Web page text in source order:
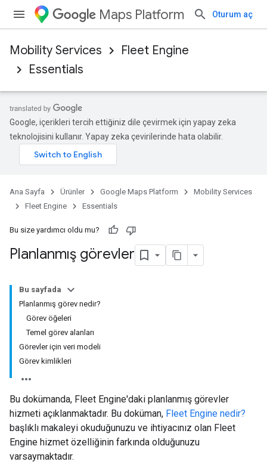
Maps Platform Oturum aç
Mobility Services
Fleet Engine
Essentials
Google, içerikleri tercih ettiğiniz dile çevirmek için yapay zeka
teknolojisini kullanır. Yapay zeka çevirilerinde hata olabilir.
Ana Sayfa Ürünler Google Maps Platform
Mobility Services
Fleet Engine
Essentials
Bu size yardımcı oldu mu?
Planlanmış görevler
Bu sayfada
Planlanmış görev nedir?
Görev öğeleri
Temel görev alanları
Görevler için veri modeli
Görev kimlikleri
Bu dokümanda, Fleet Engine'daki planlanmış görevler
hizmeti açıklanmaktadır. Bu doküman, Fleet Engine nedir?
başlıklı makaleyi okuduğunuzu ve ihtiyacınız olan Fleet
Engine hizmet özelliğinin farkında olduğunuzu
varsaymaktadır.